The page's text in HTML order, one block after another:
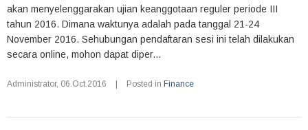
akan menyelenggarakan ujian keanggotaan reguler periode III
tahun 2016. Dimana waktunya adalah pada tanggal 21-24
November 2016. Sehubungan pendaftaran sesi ini telah dilakukan
secara online, mohon dapat diper...
Administrator, 06.Oct.2016 Posted in Finance